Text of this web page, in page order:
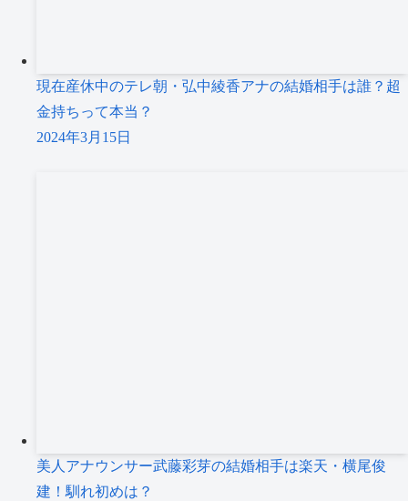
現在産休中のテレ朝・弘中綾香アナの結婚相手は誰？超
金持ちって本当？
2024年3月15日
美人アナウンサー武藤彩芽の結婚相手は楽天・横尾俊
建！馴れ初めは？